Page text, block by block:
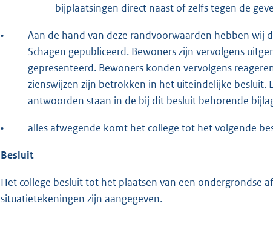
bijplaatsingen direct naast of zelfs tegen de
•
Aan de hand van deze randvoorwaarden hebben wij
Schagen gepubliceerd. Bewoners zijn vervolgens
gepresenteerd. Bewoners konden vervolgens
zienswijzen zijn betrokken in het uiteindelijke besluit.
antwoorden staan in de bij dit besluit behorende
• alles afwegende komt het college tot het volgende
Besluit
Het college besluit tot het plaatsen van een ondergrondse
situatietekeningen zijn aangegeven.